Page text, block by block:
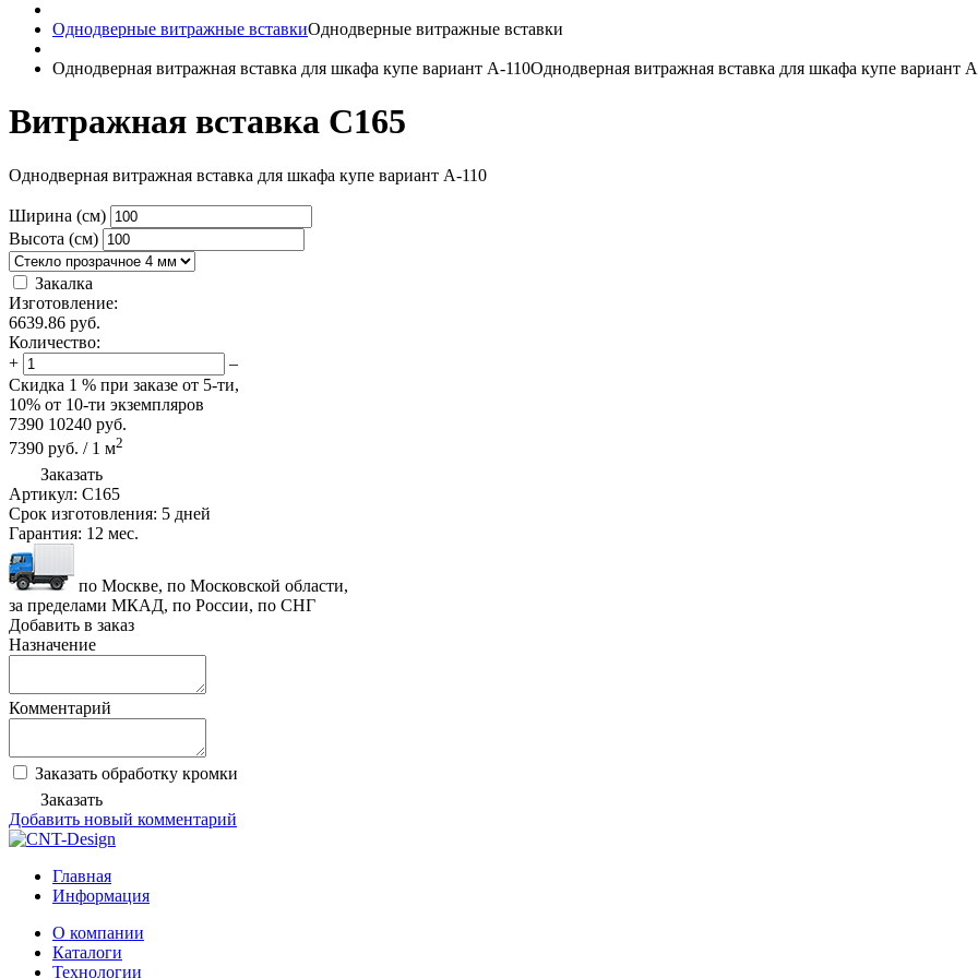
Однодверные витражные вставкиОднодверные витражные вставки
Однодверная витражная вставка для шкафа купе вариант A-110Однодверная витражная вставка для шкафа купе вариант
Витражная вставка C165
Однодверная витражная вставка для шкафа купе вариант A-110
Ширина (см)
Высота (см)
Закалка
Изготовление:
6639.86 руб.
Количество:
+
–
Скидка 1 % при заказе от 5-ти,
10% от 10-ти экземпляров
7390 10240 руб.
7390 руб. / 1 м2
Заказать
Артикул: C165
Срок изготовления: 5 дней
Гарантия: 12 мес.
по Москве, по Московской области,
за пределами МКАД, по России, по СНГ
Добавить в заказ
Назначение
Комментарий
Заказать обработку кромки
Заказать
Добавить новый комментарий
Главная
Информация
О компании
Каталоги
Технологии